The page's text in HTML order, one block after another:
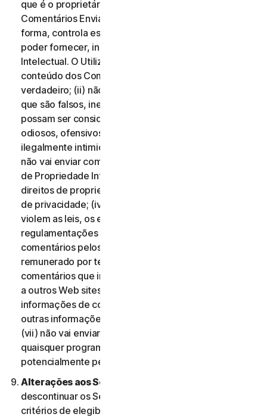
que é o proprietário de todos os direitos desses
Comentários Enviados, ou que, de qualquer outra
forma, controla esses direitos, necessários para os
poder fornecer, incluindo Direitos de Propriedade
Intelectual. O Utilizador aceita que: (i) todo o
conteúdo dos Comentários Enviados deve ser
verdadeiro; (ii) não vai enviar comentários que saiba
que são falsos, inexatos ou enganosos e/ou que
possam ser considerados difamatórios, injuriosos,
odiosos, ofensivos, ilegalmente ameaçadores ou
ilegalmente intimidantes para qualquer pessoa; (iii)
não vai enviar comentários que infrinjam os Direitos
de Propriedade Intelectual de terceiros ou outros
direitos de propriedade ou direitos de divulgação ou
de privacidade; (iv) não vai enviar comentários que
violem as leis, os estatutos, os decretos ou as
regulamentações aplicáveis; (v) não vai enviar
comentários pelos quais tenha sido compensado ou
remunerado por terceiros; (vi) não vai enviar
comentários que incluam informações que se refiram
a outros Web sites, endereços, endereços de e-mail,
informações de contacto, números de telefone ou
outras informações pessoais de qualquer pessoa; e
(vii) não vai enviar comentários que contenham
quaisquer programas ou ficheiros informáticos
potencialmente perigosos.
Alterações aos Serviços.
descontinuar os Serviços ou introduzir ou mudar os
critérios de elegibilidade para os Serviços, por um ou